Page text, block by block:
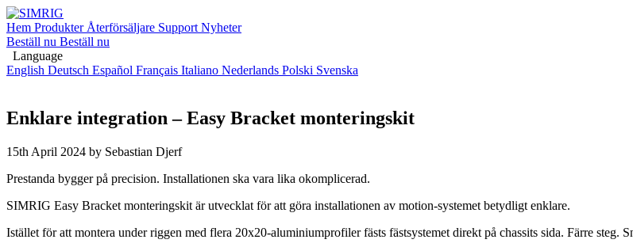
Hem Produkter Återförsäljare Support Nyheter
Beställ nu Beställ nu
Language
English Deutsch Español Français Italiano Nederlands Polski Svenska
Enklare integration – Easy Bracket monteringskit
15th April 2024 by Sebastian Djerf
Prestanda bygger på precision. Installationen ska vara lika okomplicerad.
SIMRIG Easy Bracket monteringskit är utvecklat för att göra installationen av motion-systemet betydligt enklare.
Istället för att montera under riggen med flera 20x20-aluminiumprofiler fästs fästsystemet direkt på chassits sida. Färre steg.